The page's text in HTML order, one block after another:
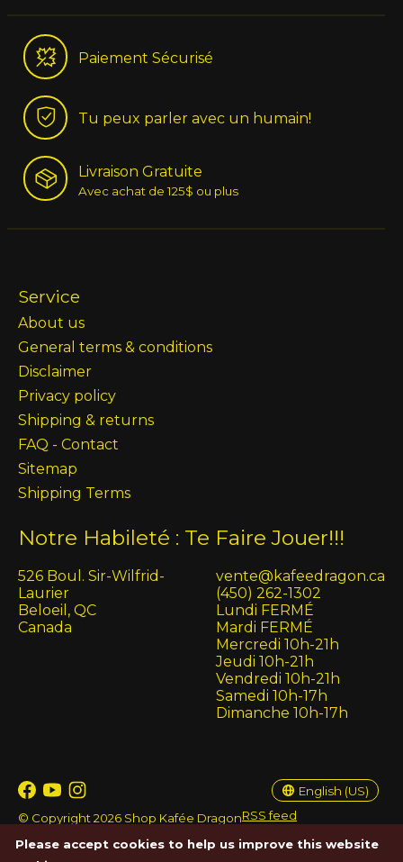
Paiement Sécurisé
Tu peux parler avec un humain!
Livraison Gratuite
Avec achat de 125$ ou plus
Service
About us
General terms & conditions
Disclaimer
Privacy policy
Shipping & returns
FAQ - Contact
Sitemap
Shipping Terms
Notre Habileté : Te Faire Jouer!!!
526 Boul. Sir-Wilfrid-
Laurier
Beloeil, QC
Canada
vente@kafeedragon.ca
(450) 262-1302
Lundi FERMÉ
Mardi FERMÉ
Mercredi 10h-21h
Jeudi 10h-21h
Vendredi 10h-21h
Samedi 10h-17h
Dimanche 10h-17h
© Copyright 2026 Shop Kafée DragonRSS feed
English (US)
English (US)
Please accept cookies to help us improve this website